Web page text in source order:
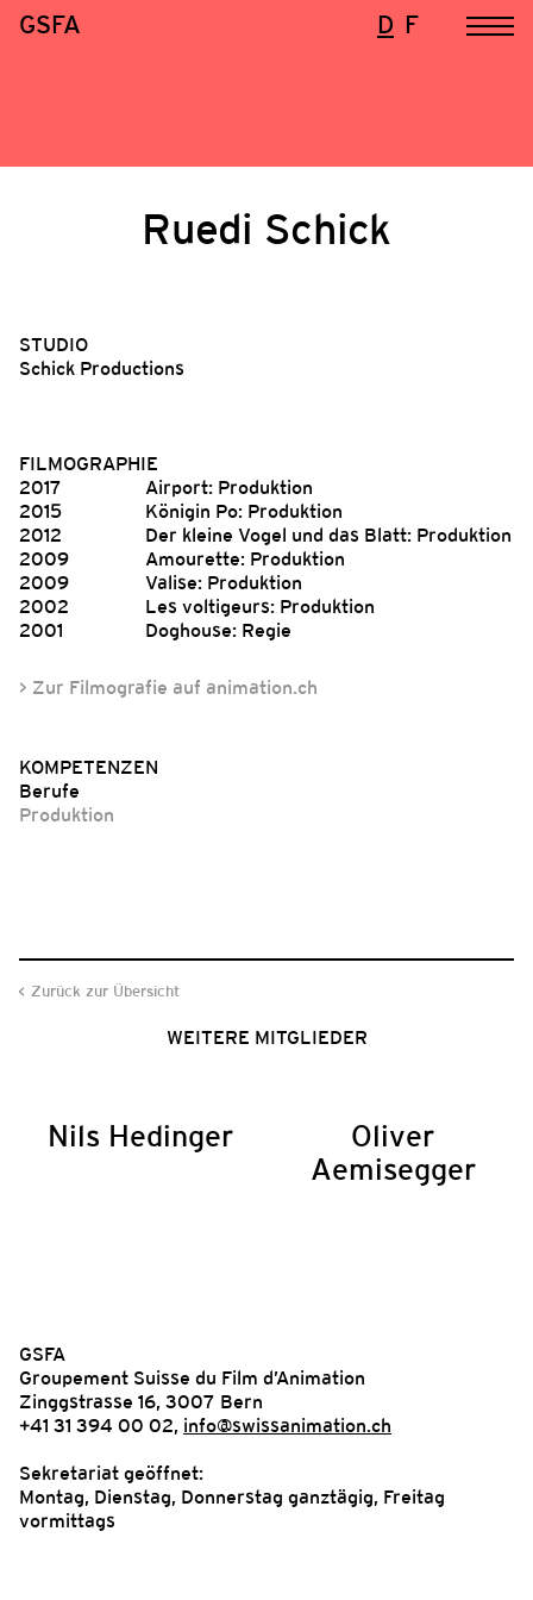
GSFA D F
Ruedi Schick
STUDIO
Schick Productions
FILMOGRAPHIE
2017
Airport: Produktion
2015
Königin Po: Produktion
2012
Der kleine Vogel und das Blatt: Produktion
2009
Amourette: Produktion
2009
Valise: Produktion
2002
Les voltigeurs: Produktion
2001
Doghouse: Regie
> Zur Filmografie auf animation.ch
KOMPETENZEN
Berufe
Produktion
Zurück zur Übersicht
WEITERE MITGLIEDER
Nils Hedinger
Oliver
Aemisegger
GSFA
Groupement Suisse du Film d’Animation
Zinggstrasse 16, 3007 Bern
+41 31 394 00 02, info@swissanimation.ch
Sekretariat geöffnet:
Montag, Dienstag, Donnerstag ganztägig, Freitag
vormittags